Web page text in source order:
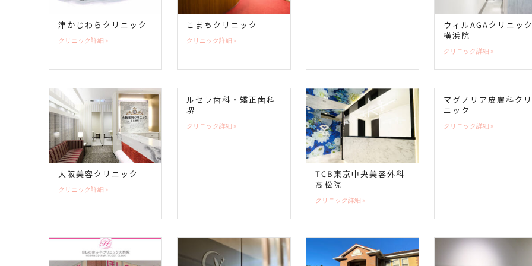
津かじわらクリニック
クリニック詳細 »
こまちクリニック
クリニック詳細 »
ウィルAGAクリニッ
横浜院
クリニック詳細 »
大阪美容クリニック
クリニック詳細 »
ルセラ歯科・矯正歯科
堺
クリニック詳細 »
TCB東京中央美容外科
高松院
クリニック詳細 »
マグノリア皮膚科クリ
ニック
クリニック詳細 »